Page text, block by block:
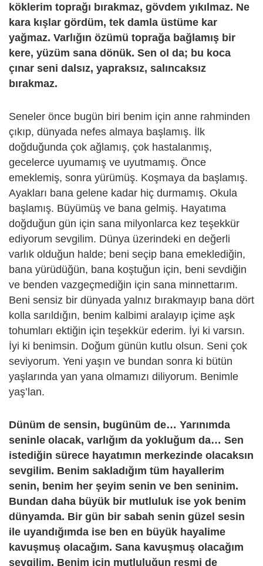
köklerim toprağı bırakmaz, gövdem yıkılmaz. Ne
kara kışlar gördüm, tek damla üstüme kar
yağmaz. Varlığın özümü toprağa bağlamış bir
kere, yüzüm sana dönük. Sen ol da; bu koca
çınar seni dalsız, yapraksız, salıncaksız
bırakmaz.
Seneler önce bugün biri benim için anne rahminden
çıkıp, dünyada nefes almaya başlamış. İlk
doğduğunda çok ağlamış, çok hastalanmış,
gecelerce uyumamış ve uyutmamış. Önce
emeklemiş, sonra yürümüş. Koşmaya da başlamış.
Ayakları bana gelene kadar hiç durmamış. Okula
başlamış. Büyümüş ve bana gelmiş. Hayatıma
doğduğun gün için sana milyonlarca kez teşekkür
ediyorum sevgilim. Dünya üzerindeki en değerli
varlık olduğun halde; beni seçip bana emeklediğin,
bana yürüdüğün, bana koştuğun için, beni sevdiğin
ve benden vazgeçmediğin için sana minnettarım.
Beni sensiz bir dünyada yalnız bırakmayıp bana dört
kolla sarıldığın, benim kalbimi aralayıp içime aşk
tohumları ektiğin için teşekkür ederim. İyi ki varsın.
İyi ki benimsin. Doğum günün kutlu olsun. Seni çok
seviyorum. Yeni yaşın ve bundan sonra ki bütün
yaşlarında yan yana olmamızı diliyorum. Benimle
yaş’lan.
Dünüm de sensin, bugünüm de… Yarınımda
seninle olacak, varlığım da yokluğum da… Sen
istediğin sürece hayatımın merkezinde olacaksın
sevgilim. Benim sakladığım tüm hayallerim
senin, benim her şeyim senin ve ben seninim.
Bundan daha büyük bir mutluluk ise yok benim
dünyamda. Bir gün bir sabah senin güzel sesin
ile uyandığımda ise ben en büyük hayalime
kavuşmuş olacağım. Sana kavuşmuş olacağım
sevgilim. Benim için mutluluğun resmi de